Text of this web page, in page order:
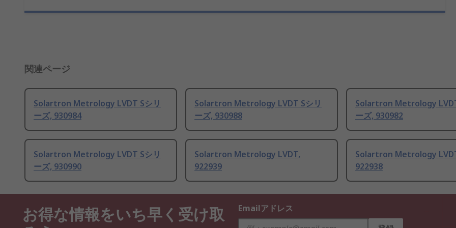
関連ページ
Solartron Metrology LVDT Sシリ
ーズ, 930984
Solartron Metrology LVDT Sシリ
ーズ, 930988
Solartron Metrology
ーズ, 930982
Solartron Metrology LVDT Sシリ
ーズ, 930990
Solartron Metrology LVDT,
922939
Solartron Metrology
922938
お得な情報をいち早く受け取
Emailアドレス